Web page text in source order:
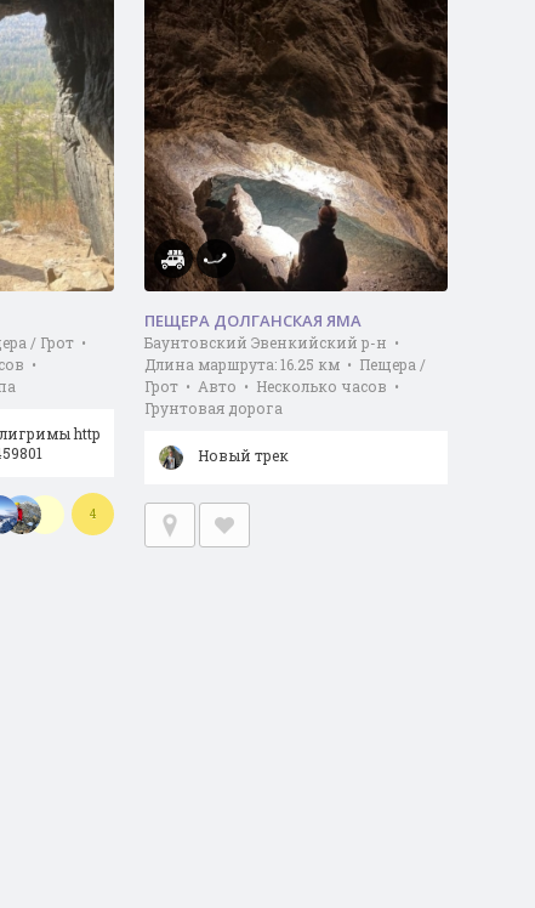
/ Грот •
•
http
4
ПЕЩЕРА ДОЛГАНСКАЯ ЯМА
Баунтовский Эвенкийский р-н •
Длина маршрута: 16.25 км • Пещера /
Грот • Авто • Несколько часов •
Грунтовая дорога
Новый трек